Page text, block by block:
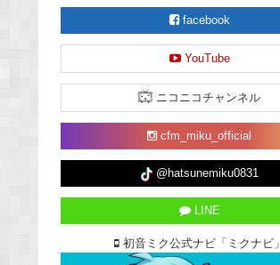
facebook
YouTube
ニコニコチャンネル
cfm_miku_official
@hatsunemiku0831
LINE
初音ミク公式ナビ「ミクナビ」